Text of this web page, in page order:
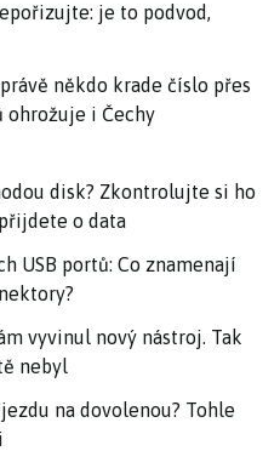
je to podvod,
někdo krade číslo přes
ohrožuje i Čechy
disk? Zkontrolujte si ho
o data
USB portů: Co znamenají
vyvinul nový nástroj. Tak
nebyl
na dovolenou? Tohle